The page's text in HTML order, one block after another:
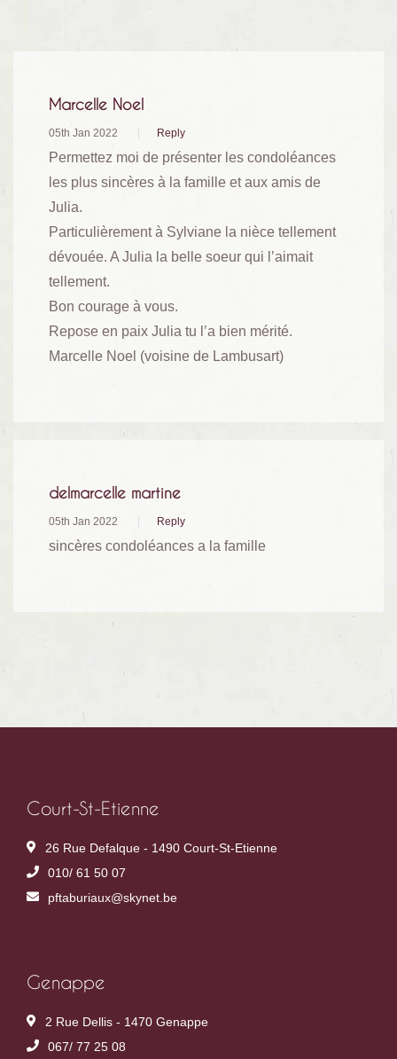
Marcelle Noel
05th Jan 2022 Reply
Permettez moi de présenter les condoléances
les plus sincères à la famille et aux amis de
Julia.
Particulièrement à Sylviane la nièce tellement
dévouée. A Julia la belle soeur qui l’aimait
tellement.
Bon courage à vous.
Repose en paix Julia tu l’a bien mérité.
Marcelle Noel (voisine de Lambusart)
delmarcelle martine
05th Jan 2022 Reply
sincères condoléances a la famille
Court-St-Etienne
26 Rue Defalque - 1490 Court-St-Etienne
010/ 61 50 07
pftaburiaux@skynet.be
Genappe
2 Rue Dellis - 1470 Genappe
067/ 77 25 08